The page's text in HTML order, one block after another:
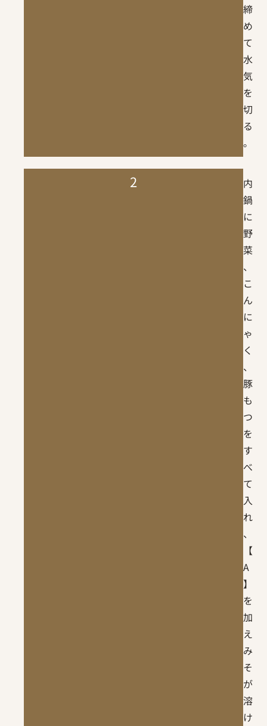
締
め
て
水
気
を
切
る
。
2
内
鍋
に
野
菜
、
こ
ん
に
ゃ
く
、
豚
も
つ
を
す
べ
て
入
れ
、
【
A
】
を
加
え
み
そ
が
溶
け